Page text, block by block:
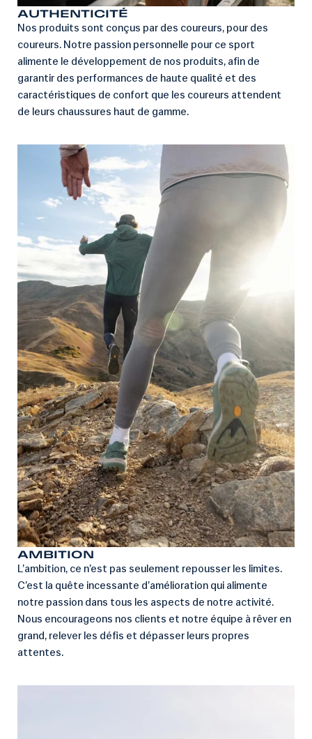
AUTHENTICITÉ
Nos produits sont conçus par des coureurs, pour des
coureurs. Notre passion personnelle pour ce sport
alimente le développement de nos produits, afin de
garantir des performances de haute qualité et des
caractéristiques de confort que les coureurs attendent
de leurs chaussures haut de gamme.
AMBITION
L’ambition, ce n’est pas seulement repousser les limites.
C’est la quête incessante d’amélioration qui alimente
notre passion dans tous les aspects de notre activité.
Nous encourageons nos clients et notre équipe à rêver en
grand, relever les défis et dépasser leurs propres
attentes.